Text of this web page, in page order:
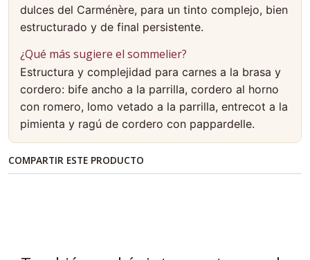
dulces del Carménère, para un tinto complejo, bien
estructurado y de final persistente.
¿Qué más sugiere el sommelier?
Estructura y complejidad para carnes a la brasa y
cordero: bife ancho a la parrilla, cordero al horno
con romero, lomo vetado a la parrilla, entrecot a la
pimienta y ragú de cordero con pappardelle.
COMPARTIR ESTE PRODUCTO